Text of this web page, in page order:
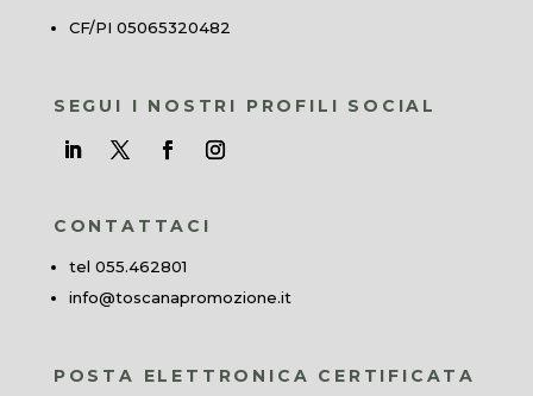
CF/PI 05065320482
SEGUI I NOSTRI PROFILI SOCIAL
CONTATTACI
tel 055.462801
info@toscanapromozione.it
POSTA ELETTRONICA CERTIFICATA